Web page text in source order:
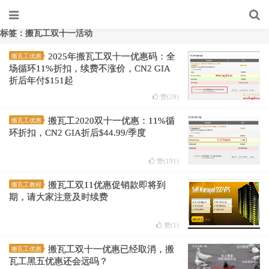
标签：搬瓦工双十一活动
搬瓦工优惠
2025年搬瓦工双十一优惠码：全
场循环11%折扣，续费不涨价，CN2 GIA
折后年付$151起
赞(29)
搬瓦工优惠
搬瓦工2020双十一优惠：11%循
环折扣，CN2 GIA折后$44.99/季度
赞(191 )
搬瓦工教程
搬瓦工双11优惠促销款即将到
期，请大家注意及时续费
赞(1 )
搬瓦工优惠
搬瓦工双十一优惠已经取消，搬
瓦工黑五优惠还会远吗？